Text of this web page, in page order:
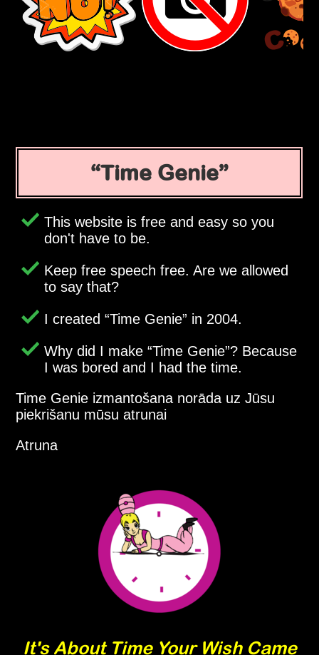
Time Genie
This website is free and easy so you
don't have to be.
Keep free speech free. Are we allowed
to say that?
I created Time Genie in 2004.
Why did I make Time Genie ? Because
I was bored and I had the time.
Time Genie izmantošana norāda uz Jūsu
piekrišanu mūsu atrunai
Atruna
It's About Time Your Wish Came